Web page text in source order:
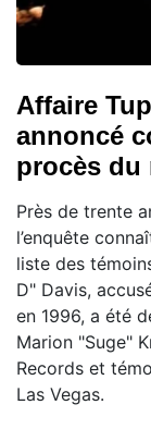
Affaire
annoncé
procès du
Près de trente
l’enquête
liste des
D" Davis,
en 1996, a été
Marion "Suge"
Records et
Las Vegas.